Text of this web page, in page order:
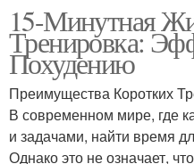
15-Минутная
Тренировка:
Похудению
Преимущества Коротких
В современном мире, где
и задачами, найти время
Однако это не означает,